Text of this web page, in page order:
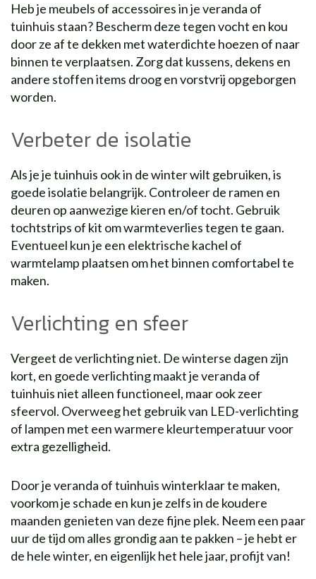
Heb je meubels of accessoires in je veranda of
tuinhuis staan? Bescherm deze tegen vocht en kou
door ze af te dekken met waterdichte hoezen of naar
binnen te verplaatsen. Zorg dat kussens, dekens en
andere stoffen items droog en vorstvrij opgeborgen
worden.
Verbeter de isolatie
Als je je tuinhuis ook in de winter wilt gebruiken, is
goede isolatie belangrijk. Controleer de ramen en
deuren op aanwezige kieren en/of tocht. Gebruik
tochtstrips of kit om warmteverlies tegen te gaan.
Eventueel kun je een elektrische kachel of
warmtelamp plaatsen om het binnen comfortabel te
maken.
Verlichting en sfeer
Vergeet de verlichting niet. De winterse dagen zijn
kort, en goede verlichting maakt je veranda of
tuinhuis niet alleen functioneel, maar ook zeer
sfeervol. Overweeg het gebruik van LED-verlichting
of lampen met een warmere kleurtemperatuur voor
extra gezelligheid.
Door je veranda of tuinhuis winterklaar te maken,
voorkom je schade en kun je zelfs in de koudere
maanden genieten van deze fijne plek. Neem een paar
uur de tijd om alles grondig aan te pakken – je hebt er
de hele winter, en eigenlijk het hele jaar, profijt van!